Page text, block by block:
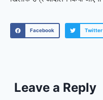
Facebook Twitter
Leave a Reply